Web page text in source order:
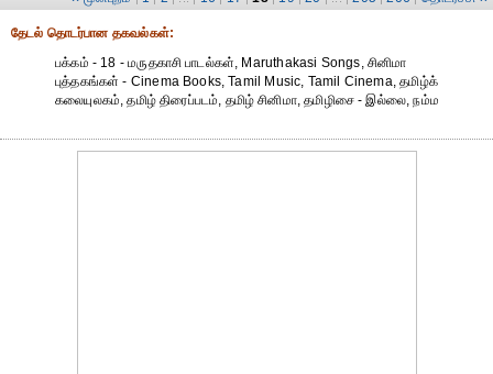
தேட‌ல் தொட‌ர்பான தகவ‌ல்க‌ள்:
பக்கம் - 18 - மருதகாசி பாடல்கள், Maruthakasi Songs, சினிமா
புத்தகங்கள் - Cinema Books, Tamil Music, Tamil Cinema, தமிழ்க்
கலையுலகம், தமிழ் திரைப்படம், தமிழ் சினிமா, தமிழிசை - இல்லை, நம்ம